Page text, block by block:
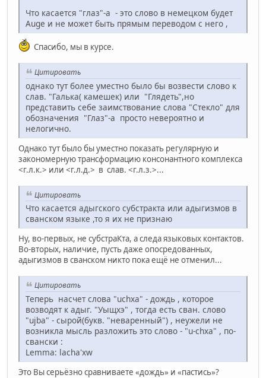
Что касается "глаз"-а - это слово в немецком будет
Auge и не может быть прямым переводом с него ,
Спасибо, мы в курсе.
Цитировать
однако тут более уместно было бы возвести слово к
слав. "Галька( камешек) или "Глядеть",но
представить себе заимствование слова "Стекло" для
обозначения "Глаз"-а просто невероятно и
нелогично.
Однако тут было бы уместно показать регулярную и
закономерную трансформацию консонантного комплекса
<г.л.к.> или <г.л.д.> в слав. <г.л.з.>...
Цитировать
Что касается адыгского субстракта или адыгизмов в
сванском языке ,то я их не признаю
Ну, во-первых, не субстраКта, а следа языковых контактов.
Во-вторых, наличие, пусть даже опосредованных,
адыгизмов в сванском никто пока ещё не отменил...
Цитировать
Теперь насчет слова "uchxa" - дождь , которое
возводят к адыг. "Уыщхэ" , тогда есть сван. слово
"ujba" - сырой(букв. "неваренный") , неужели не
возникла мысль разложить это слово - "u-chxa" , по-
свански :
Lemma: lacha'xw
Это Вы серьёзно сравниваете «дождь» и «пастись»?